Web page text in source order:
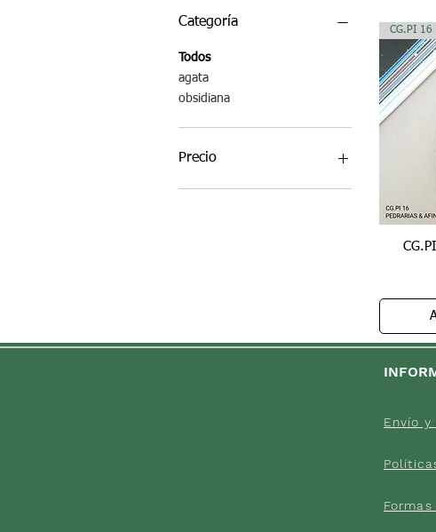
Categoría
Todos
agata
obsidiana
Precio
CG.PI 16
Envío y
Formas